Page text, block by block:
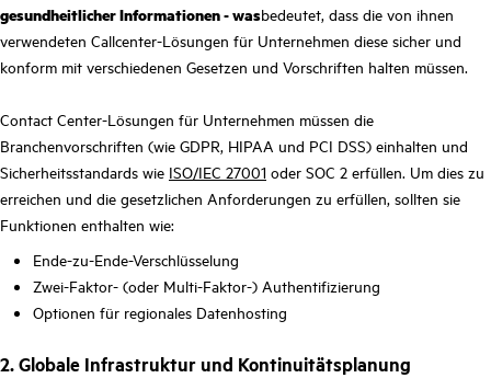
gesundheitlicher Informationen - wasbedeutet, dass die von ihnen
verwendeten Callcenter-Lösungen für Unternehmen diese sicher und
konform mit verschiedenen Gesetzen und Vorschriften halten müssen.
Contact Center-Lösungen für Unternehmen müssen die
Branchenvorschriften (wie GDPR, HIPAA und PCI DSS) einhalten und
Sicherheitsstandards wie ISO/IEC 27001 oder SOC 2 erfüllen. Um dies zu
erreichen und die gesetzlichen Anforderungen zu erfüllen, sollten sie
Funktionen enthalten wie:
Ende-zu-Ende-Verschlüsselung
Zwei-Faktor- (oder Multi-Faktor-) Authentifizierung
Optionen für regionales Datenhosting
2. Globale Infrastruktur und Kontinuitätsplanung